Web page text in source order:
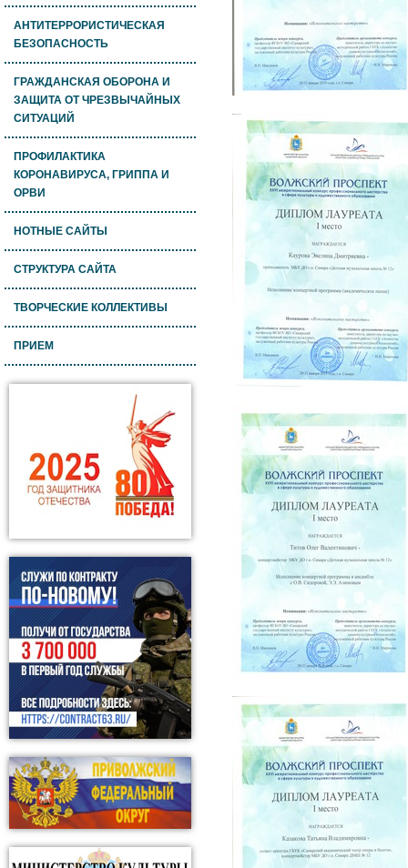
АНТИТЕРРОРИСТИЧЕСКАЯ
БЕЗОПАСНОСТЬ
ГРАЖДАНСКАЯ ОБОРОНА И
ЗАЩИТА ОТ ЧРЕЗВЫЧАЙНЫХ
СИТУАЦИЙ
ПРОФИЛАКТИКА
КОРОНАВИРУСА, ГРИППА И
ОРВИ
НОТНЫЕ САЙТЫ
СТРУКТУРА САЙТА
ТВОРЧЕСКИЕ КОЛЛЕКТИВЫ
ПРИЕМ